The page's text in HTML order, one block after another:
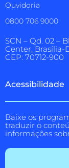
Ouvidoria
0800 706 9000
SCN – Qd. 02 –
Center, Brasília-
CEP: 70712-900
Acessibilidade
Baixe os
traduzir o
informações